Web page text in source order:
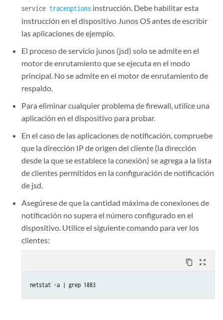
service traceoptions instrucción. Debe habilitar esta
instrucción en el dispositivo Junos OS antes de escribir
las aplicaciones de ejemplo.
El proceso de servicio junos (jsd) solo se admite en el
motor de enrutamiento que se ejecuta en el modo
principal. No se admite en el motor de enrutamiento de
respaldo.
Para eliminar cualquier problema de firewall, utilice una
aplicación en el dispositivo para probar.
En el caso de las aplicaciones de notificación, compruebe
que la dirección IP de origen del cliente (la dirección
desde la que se establece la conexión) se agrega a la lista
de clientes permitidos en la configuración de notificación
de jsd.
Asegúrese de que la cantidad máxima de conexiones de
notificación no supera el número configurado en el
dispositivo. Utilice el siguiente comando para ver los
clientes:
content_copy zoom_out_map
netstat -a | grep 1883